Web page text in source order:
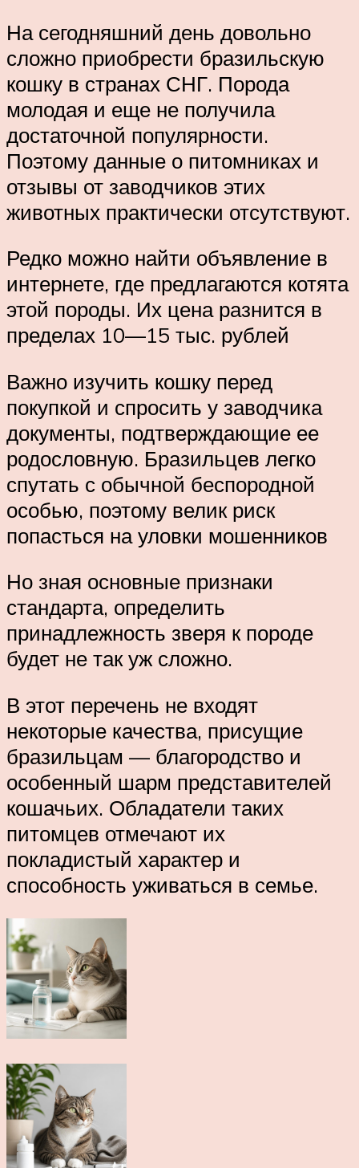
На сегодняшний день довольно
сложно приобрести бразильскую
кошку в странах СНГ. Порода
молодая и еще не получила
достаточной популярности.
Поэтому данные о питомниках и
отзывы от заводчиков этих
животных практически отсутствуют.
Редко можно найти объявление в
интернете, где предлагаются котята
этой породы. Их цена разнится в
пределах 10—15 тыс. рублей
Важно изучить кошку перед
покупкой и спросить у заводчика
документы, подтверждающие ее
родословную. Бразильцев легко
спутать с обычной беспородной
особью, поэтому велик риск
попасться на уловки мошенников
Но зная основные признаки
стандарта, определить
принадлежность зверя к породе
будет не так уж сложно.
В этот перечень не входят
некоторые качества, присущие
бразильцам — благородство и
особенный шарм представителей
кошачьих. Обладатели таких
питомцев отмечают их
покладистый характер и
способность уживаться в семье.